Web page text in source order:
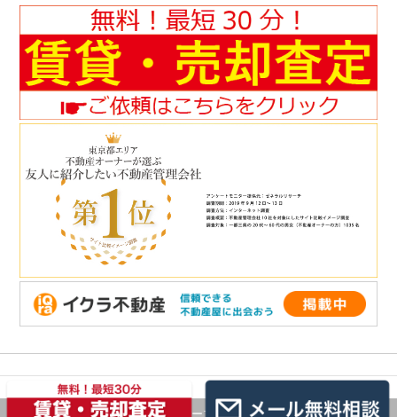
© 2026 ルームキューブ株式会社 Co.,Ltd.